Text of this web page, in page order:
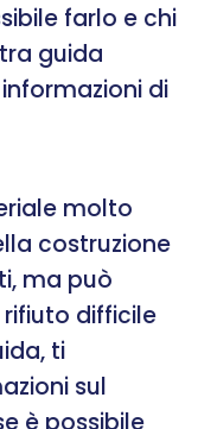
farlo e chi
guida
di
molto
costruzione
ma può
difficile
ti
sul
è possibile